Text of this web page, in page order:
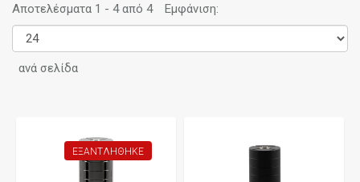
Αποτελέσματα 1 - 4 από 4 Εμφάνιση:
ανά σελίδα
ΕΞΑΝΤΛΉΘΗΚΕ